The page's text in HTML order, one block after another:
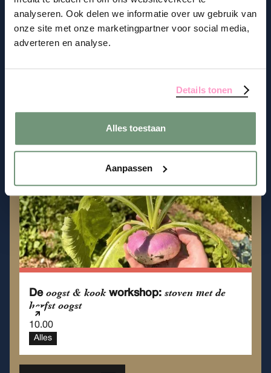
analyseren. Ook delen we informatie over uw gebruik van
onze site met onze marketingpartner voor social media,
adverteren en analyse.
Details tonen
Alles toestaan
Aanpassen
Wool Words: De rol van schapen én hun wol
in toekomstbestendig landschapsbeheer
Zaterdag
Okt
De oogst & kookworkshop: stoven met de
herfst oogst
10.00
Alles